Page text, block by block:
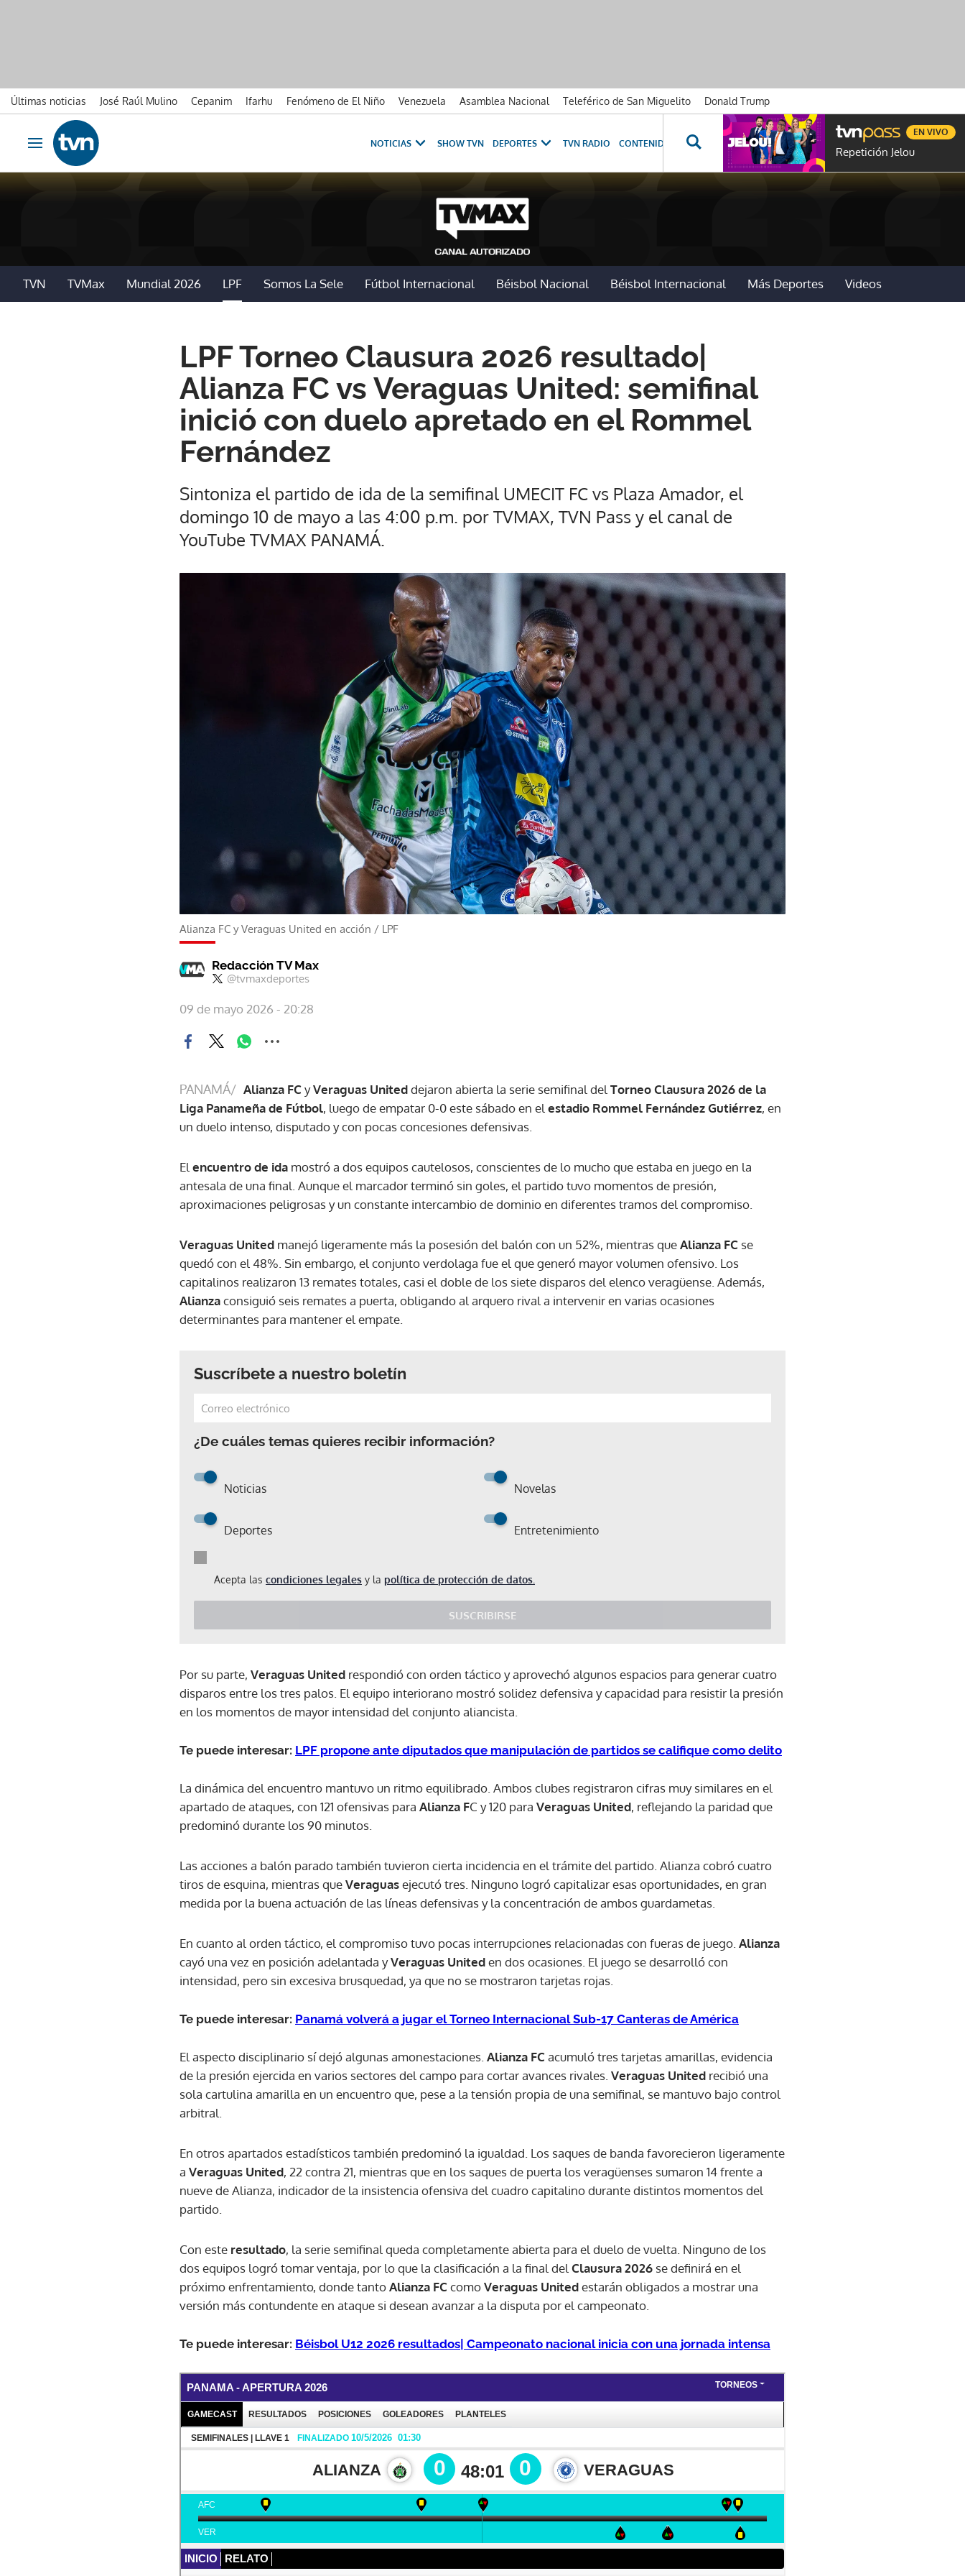
Últimas noticias José Raúl Mulino Cepanim Ifarhu Fenómeno de El Niño Venezuela Asamblea Nacional Teleférico de San Miguelito
Donald Trump
Ir al contenido
Obrir navegació
NOTICIAS SHOW TVN DEPORTES TVN RADIO CONTENIDOS ESPECIALES NOVELAS PROGRAMAS GENTE TVN
Repetición Jelou
EN VIVO
TVN TVMax Mundial 2026 LPF Somos La Sele Fútbol Internacional Béisbol Nacional Béisbol Internacional Más Deportes Videos
LPF Torneo Clausura 2026 resultado|
Alianza FC vs Veraguas United: semifinal
inició con duelo apretado en el Rommel
Fernández
Sintoniza el partido de ida de la semifinal UMECIT FC vs Plaza Amador, el
domingo 10 de mayo a las 4:00 p.m. por TVMAX, TVN Pass y el canal de
YouTube TVMAX PANAMÁ.
Alianza FC y Veraguas United en acción / LPF
Redacción TV Max
@tvmaxdeportes
09 de mayo 2026 - 20:28
PANAMÁ/ Alianza FCyVeraguas Uniteddejaron abierta la serie semifinal del Torneo Clausura 2026 de la
Liga Panameña de Fútbol, luego de empatar 0-0 este sábado en el estadio Rommel Fernández Gutiérrez, en
un duelo intenso, disputado y con pocas concesiones defensivas.
El encuentro de ida mostró a dos equipos cautelosos, conscientes de lo mucho que estaba en juego en la
antesala de una final. Aunque el marcador terminó sin goles, el partido tuvo momentos de presión,
aproximaciones peligrosas y un constante intercambio de dominio en diferentes tramos del compromiso.
Veraguas United manejó ligeramente más la posesión del balón con un 52%, mientras queAlianza FC se
quedó con el 48%. Sin embargo, el conjunto verdolaga fue el que generó mayor volumen ofensivo. Los
capitalinos realizaron 13 remates totales, casi el doble de los siete disparos del elenco veragüense. Además,
Alianzaconsiguió seis remates a puerta, obligando al arquero rival a intervenir en varias ocasiones
determinantes para mantener el empate.
Suscríbete a nuestro boletín
¿De cuáles temas quieres recibir información?
Noticias Novelas
Deportes Entretenimiento
Acepta las condiciones legales y la política de protección de datos.
SUSCRIBIRSE
Gracias por suscribirte a nuestro boletín.
Por su parte, Veraguas United respondió con orden táctico y aprovechó algunos espacios para generar cuatro
disparos entre los tres palos. El equipo interiorano mostró solidez defensiva y capacidad para resistir la presión
en los momentos de mayor intensidad del conjunto aliancista.
Te puede interesar: LPF propone ante diputados que manipulación de partidos se califique como delito
La dinámica del encuentro mantuvo un ritmo equilibrado. Ambos clubes registraron cifras muy similares en el
apartado de ataques, con 121 ofensivas para Alianza FC y 120 para Veraguas United, reflejando la paridad que
predominó durante los 90 minutos.
Las acciones a balón parado también tuvieron cierta incidencia en el trámite del partido. Alianza cobró cuatro
tiros de esquina, mientras queVeraguasejecutó tres. Ninguno logró capitalizar esas oportunidades, en gran
medida por la buena actuación de las líneas defensivas y la concentración de ambos guardametas.
En cuanto al orden táctico, el compromiso tuvo pocas interrupciones relacionadas con fueras de juego. Alianza
cayó una vez en posición adelantada yVeraguas Uniteden dos ocasiones. El juego se desarrolló con
intensidad, pero sin excesiva brusquedad, ya que no se mostraron tarjetas rojas.
Te puede interesar: Panamá volverá a jugar el Torneo Internacional Sub-17 Canteras de América
El aspecto disciplinario sí dejó algunas amonestaciones. Alianza FCacumuló tres tarjetas amarillas, evidencia
de la presión ejercida en varios sectores del campo para cortar avances rivales. Veraguas United recibió una
sola cartulina amarilla en un encuentro que, pese a la tensión propia de una semifinal, se mantuvo bajo control
arbitral.
En otros apartados estadísticos también predominó la igualdad. Los saques de banda favorecieron ligeramente
a Veraguas United, 22 contra 21, mientras que en los saques de puerta los veragüenses sumaron 14 frente a
nueve de Alianza, indicador de la insistencia ofensiva del cuadro capitalino durante distintos momentos del
partido.
Con este resultado, la serie semifinal queda completamente abierta para el duelo de vuelta. Ninguno de los
dos equipos logró tomar ventaja, por lo que la clasificación a la final del Clausura 2026 se definirá en el
próximo enfrentamiento, donde tantoAlianza FCcomoVeraguas Unitedestarán obligados a mostrar una
versión más contundente en ataque si desean avanzar a la disputa por el campeonato.
Te puede interesar: Béisbol U12 2026 resultados| Campeonato nacional inicia con una jornada intensa